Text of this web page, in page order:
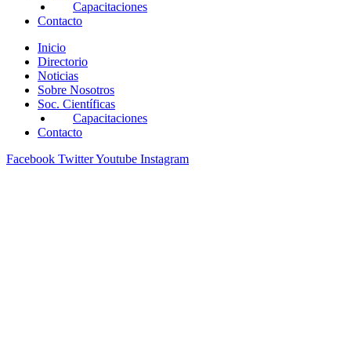
Capacitaciones
Contacto
Inicio
Directorio
Noticias
Sobre Nosotros
Soc. Científicas
Capacitaciones
Contacto
Facebook TwitterYoutube Instagram